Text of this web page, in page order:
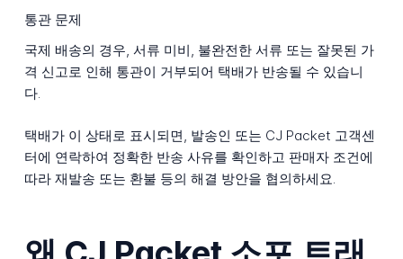
통관 문제
국제 배송의 경우, 서류 미비, 불완전한 서류 또는 잘못된 가
격 신고로 인해 통관이 거부되어 택배가 반송될 수 있습니
다.
택배가 이 상태로 표시되면, 발송인 또는 CJ Packet 고객센
터에 연락하여 정확한 반송 사유를 확인하고 판매자 조건에
따라 재발송 또는 환불 등의 해결 방안을 협의하세요.